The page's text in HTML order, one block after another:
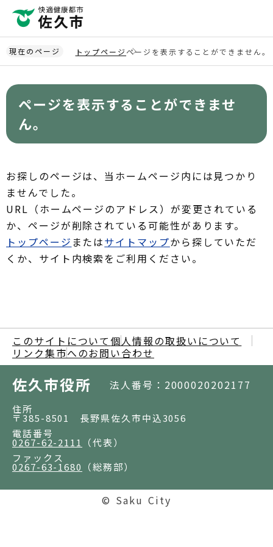
ペ
ー
ジ
先
す
現在のページ トップページ ページを表示することができません。
文
か
ページを表示することができませ
ん。
お探しのページは、当ホームページ内には見つかり
ませんでした。
URL（ホームページのアドレス）が変更されている
か、ページが削除されている可能性があります。
トップページ またはサイトマップから探していただ
くか、サイト内検索をご利用ください。
このサイトについて 個人情報の取扱いについて
リンク集市へのお問い合わせ
佐久市役所 法人番号：2000020202177
住所
〒385-8501 長野県佐久市中込3056
電話番号
0267-62-2111
（代表）
ファックス
0267-63-1680 （総務部）
© Saku City